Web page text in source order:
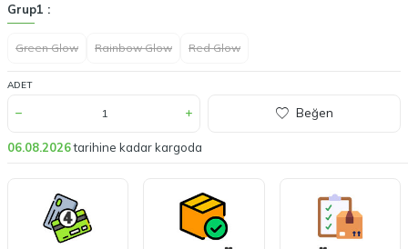
Grup1 :
Green Glow Rainbow Glow Red Glow
ADET
Beğen
06.08.2026tarihine kadar kargoda